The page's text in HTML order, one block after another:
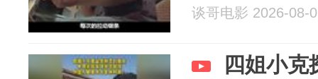
谈哥电影 2026-08-
四姐小